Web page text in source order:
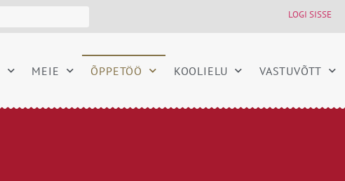
LOGI SISSE
MEIE ÕPPETÖÖ KOOLIELU VASTUVÕTT